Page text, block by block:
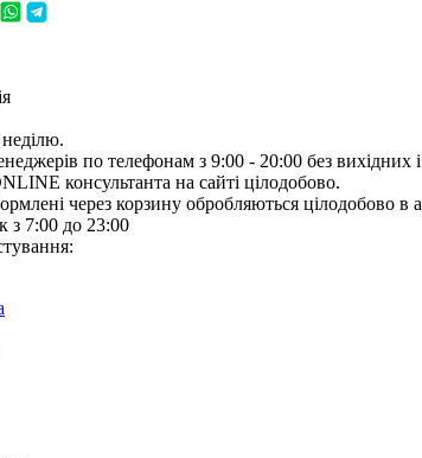
по телефонам з 9:00 - 20:00 без вихідних
консультанта на сайті цілодобово.
через корзину обробляються цілодобово в
з 7:00 до 23:00